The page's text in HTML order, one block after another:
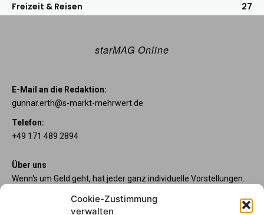
Cookie-Zustimmung
verwalten
Freizeit & Reisen
27
starMAG Online
E-Mail an die Redaktion:
gunnar.erth@s-markt-mehrwert.de
Telefon:
+49 171 489 2894
Über uns
Wenn's um Geld geht, hat jeder ganz individuelle Vorstellungen.
unsere starpac-Konten genau das Richtige für Sie. Die vier
Kontomodelle starpac x-tension, classic, plus und premium